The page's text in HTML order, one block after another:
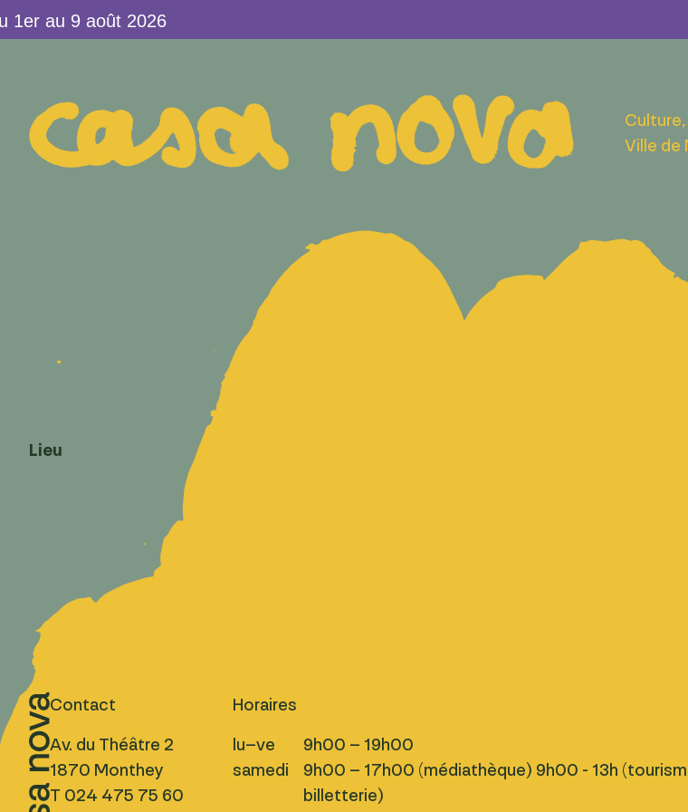
au 9 août 2026
Ville de
Lieu
Contact
Av. du Théâtre 2
1870 Monthey
T 024 475 75 60
Horaires
lu–ve
samedi
9h00 – 19h00
9h00 – 17h00 (médiathèque) 9h00 - 13h
billetterie)